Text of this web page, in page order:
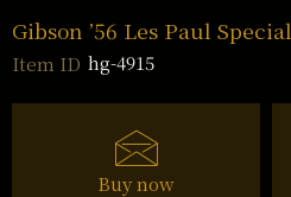
Gibson ’56 Les Paul Special
Item ID hg-4915
Buy now